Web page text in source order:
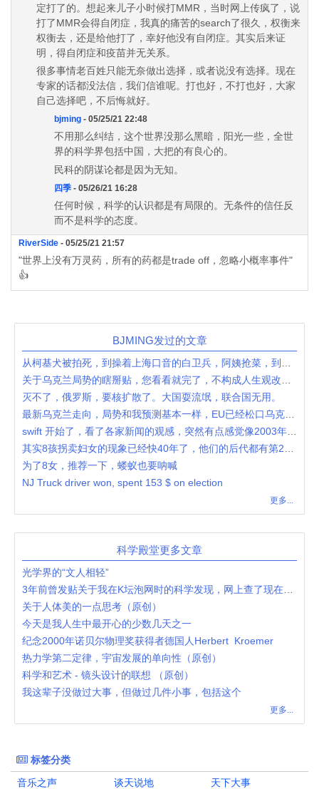
定打了的。想起来儿子小时候打MMR，当时网上传疯了，说
打了MMR会得自闭症，我真的痛苦的search了很久，权衡来
权衡去，还是给他打了，幸好他没有自闭症。其实后来证
明，得自闭症和疫苗并无关系。
很多事情老百姓只能无奈做出选择，或者说没有选择。现在
专家的话都没法信，我们信谁呢。打也好，不打也好，大家
自己选择吧，不后悔就好。
bjming - 05/25/21 22:48
不用那么纠结，这个世界没那么黑暗，阳光一些，全世
界的科学界包括中国，大把的有良心的。
民科的阴谋论都是因为无知。
四季 - 05/26/21 16:28
任何时候，科学的认识都是有局限的。无条件的信任反
而不是科学的态度。
RiverSide - 05/25/21 21:57
"世界上没有万灵药，所有的药都是trade off，忽略小概率事件"
👍
BJMING发过的文章
灭不了，俄罗斯，要核扩散了。大国耍流氓，联合国无用。
为了8女，推荐一下，蝼蚁也要呐喊
NJ Truck driver won, spent 153 $ on election
更多...
科学殿堂更多文章
光学界的“文人相轻”
关于人体美的一点思考（原创）
今天是我人生中最开心的少数几天之一
纪念2000年诺贝尔物理奖获得者德国人Herbert Kroemer
热力学第二定律，宇宙发展的单向性（原创）
科学和艺术 - 镜头设计的联想 （原创）
我这辈子没做过大事，但做过几件小事，包括这个
更多...
标签分类
音乐之声
谈天说地
天下大事